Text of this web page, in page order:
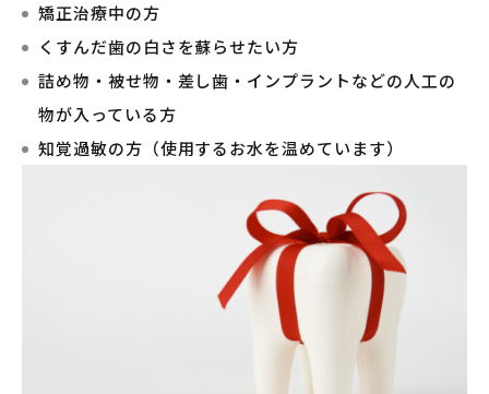
矯正治療中の方
くすんだ歯の白さを蘇らせたい方
詰め物・被せ物・差し歯・インプラントなどの人工の
物が入っている方
知覚過敏の方（使用するお水を温めています）